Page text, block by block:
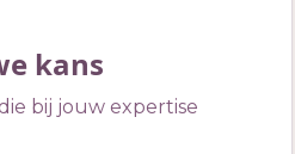
kans
bij jouw expertise